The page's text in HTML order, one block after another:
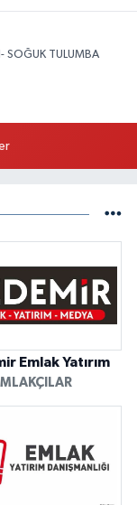
SOĞUK TULUMBA
Emlak Yatırım